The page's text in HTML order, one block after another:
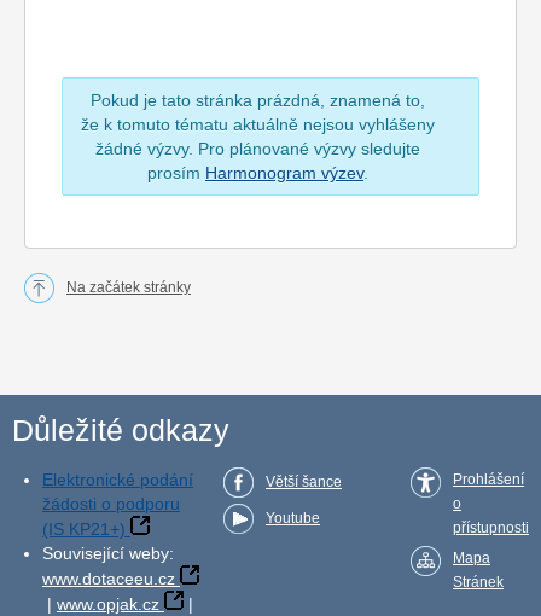
Pokud je tato stránka prázdná, znamená to,
že k tomuto tématu aktuálně nejsou vyhlášeny
žádné výzvy. Pro plánované výzvy sledujte
prosím Harmonogram výzev.
Na začátek stránky
Důležité odkazy
Elektronické podání
žádosti o podporu
(IS KP21+)
Související weby:
www.dotaceeu.cz
| www.opjak.cz
|
Větší šance
Youtube
Prohlášení
o
přístupnosti
Mapa
Stránek